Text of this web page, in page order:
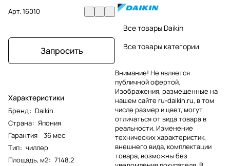
Арт.16010
Запросить
Характеристики
Бренд: Daikin
Страна: Япония
Гарантия: 36 мес
Тип: чиллер
Площадь, м2: 7148.2
Все товары Daikin
Все товары категории
Внимание! Не является
публичной офертой.
Изображения, размещенные на
нашем сайте ru-daikin.ru, в том
числе размер и цвет, могут
отличаться от вида товара в
реальности. Изменение
технических характеристик,
внешнего вида, комплектации
товара, возможны без